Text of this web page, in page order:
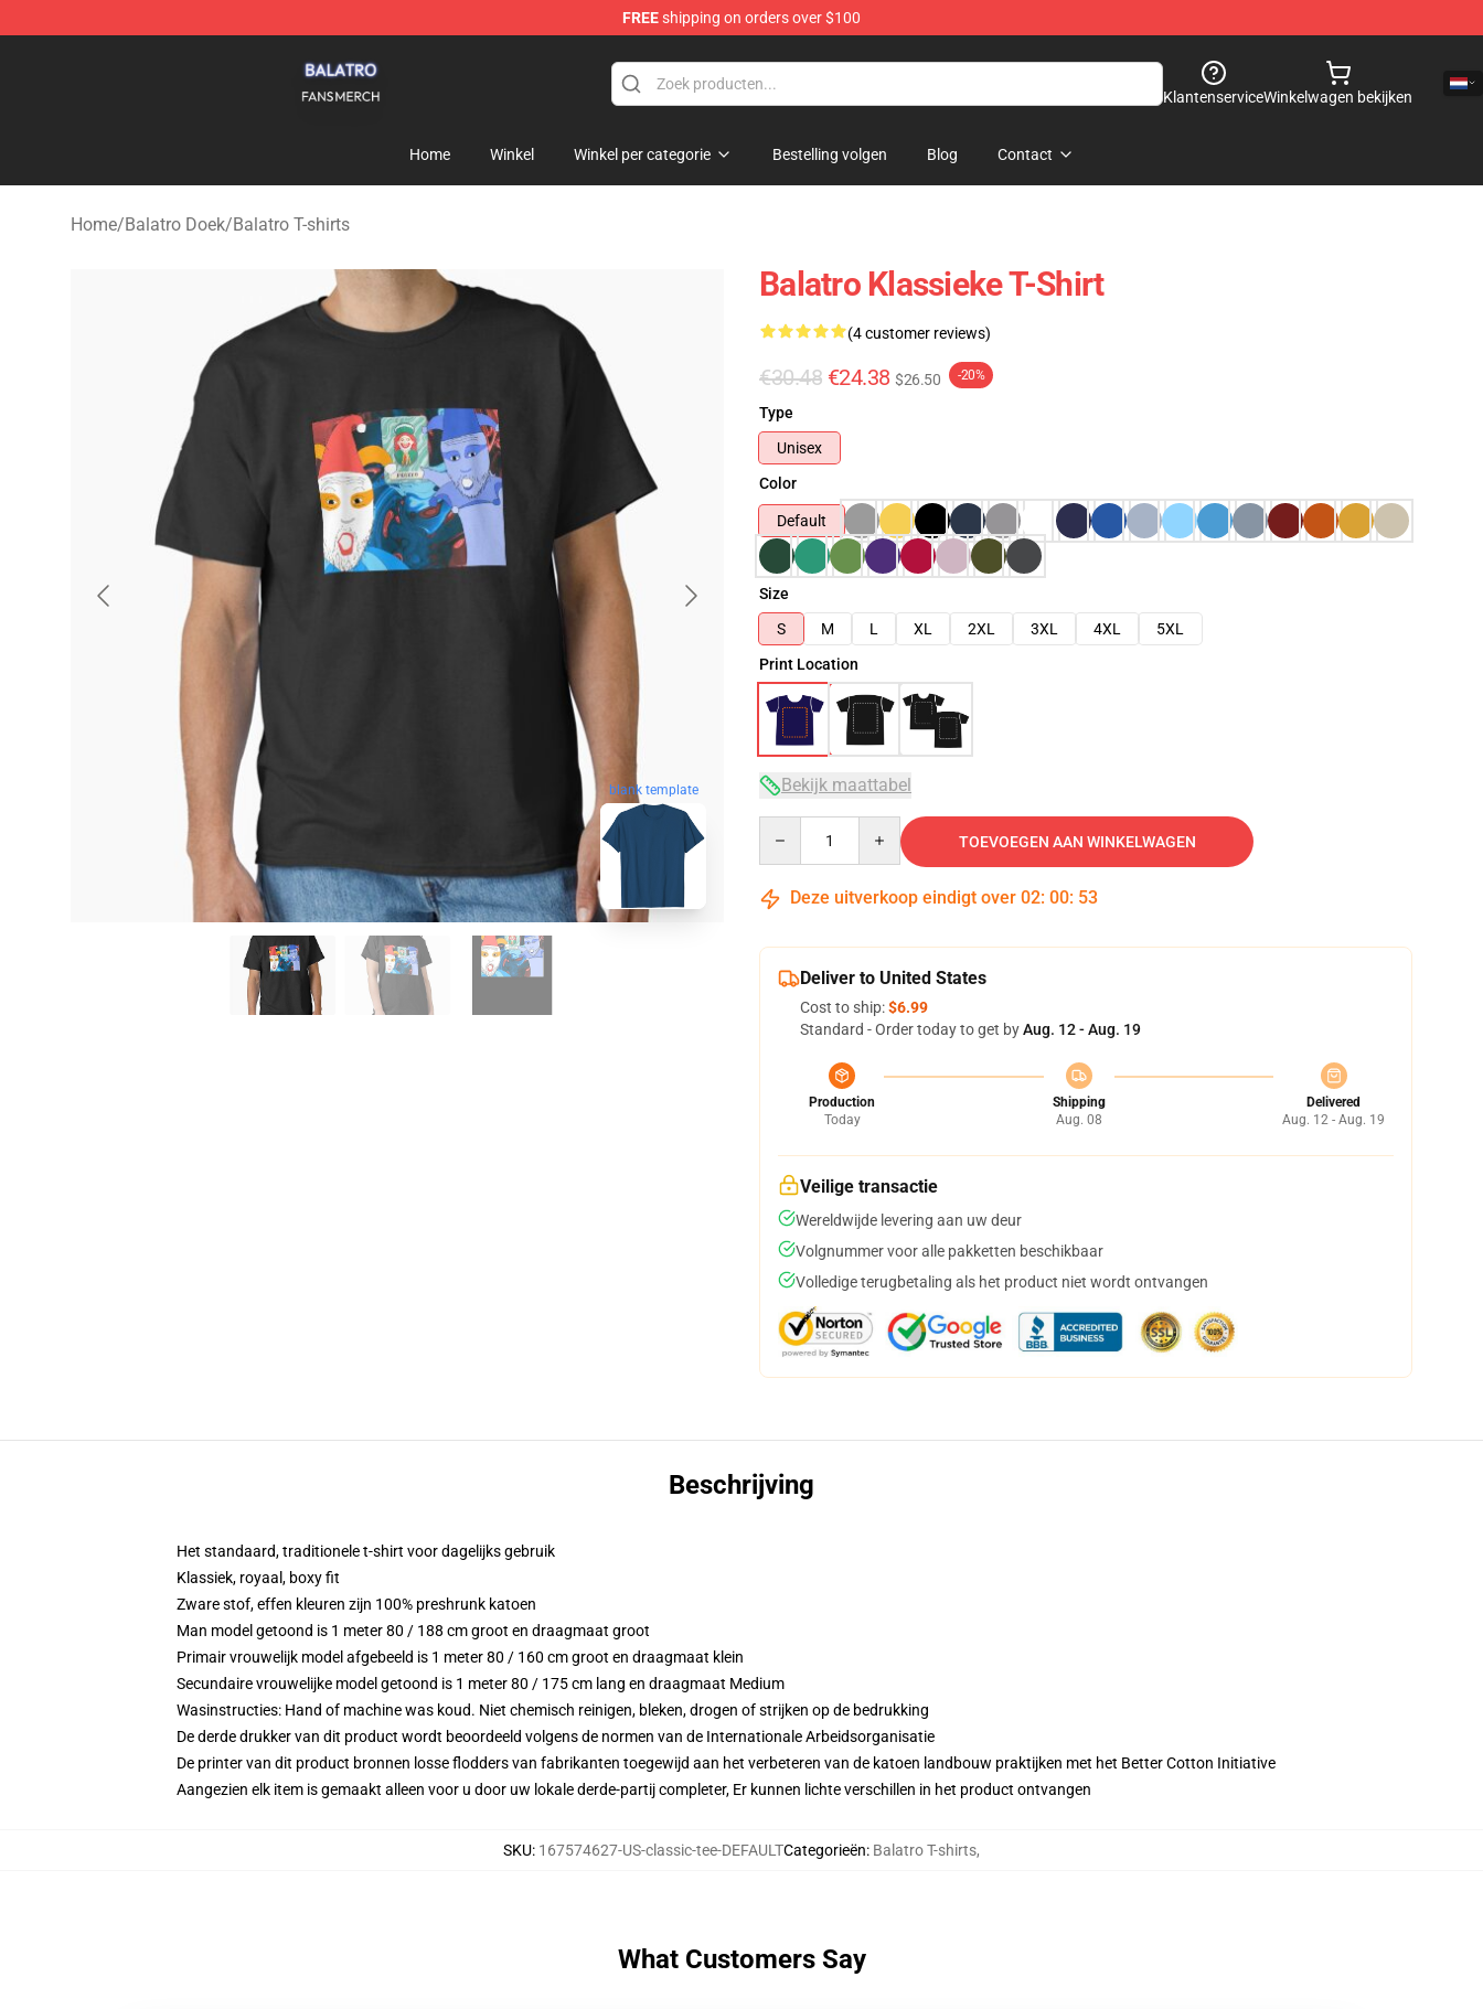
FREEshipping on orders over $100
KlantenserviceWinkelwagen bekijken
Home Winkel Winkel per categorie Bestelling volgen Blog Contact
Home/Balatro Doek/Balatro T-shirts
blank template
Balatro Klassieke T-Shirt
(4 customer reviews)
€30.48 €24.38 $26.50 -20%
Type
Unisex
Color
Default
Size
S
M L XL 2XL 3XL 4XL
5XL
Print Location
Bekijk maattabel
TOEVOEGEN AAN WINKELWAGEN
Deze uitverkoop eindigt over 02: 00: 52
Deliver to United States
Cost to ship:$6.99
Standard - Order today to get byAug. 12 - Aug. 19
Production
Today
Shipping
Aug. 08
Delivered
Aug. 12 - Aug. 19
Veilige transactie
Wereldwijde levering aan uw deur
Volgnummer voor alle pakketten beschikbaar
Volledige terugbetaling als het product niet wordt ontvangen
Beschrijving
Het standaard, traditionele t-shirt voor dagelijks gebruik
Klassiek, royaal, boxy fit
Zware stof, effen kleuren zijn 100% preshrunk katoen
Man model getoond is 1 meter 80 / 188 cm groot en draagmaat groot
Primair vrouwelijk model afgebeeld is 1 meter 80 / 160 cm groot en draagmaat klein
Secundaire vrouwelijke model getoond is 1 meter 80 / 175 cm lang en draagmaat Medium
Wasinstructies: Hand of machine was koud. Niet chemisch reinigen, bleken, drogen of strijken op de bedrukking
De derde drukker van dit product wordt beoordeeld volgens de normen van de Internationale Arbeidsorganisatie
De printer van dit product bronnen losse flodders van fabrikanten toegewijd aan het verbeteren van de katoen landbouw praktijken met het Better Cotton Initiative
Aangezien elk item is gemaakt alleen voor u door uw lokale derde-partij completer, Er kunnen lichte verschillen in het product ontvangen
SKU: 167574627-US-classic-tee-DEFAULTCategorieën: Balatro T-shirts,
What Customers Say